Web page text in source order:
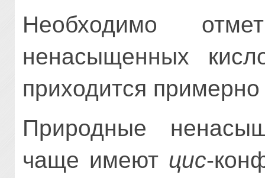
Необходимо
ненасыщенных
приходится
Природные
чаще имеют цис-